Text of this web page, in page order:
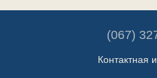
(067)
Контактная